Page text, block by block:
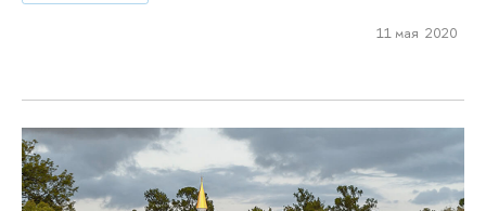
11 мая 2020